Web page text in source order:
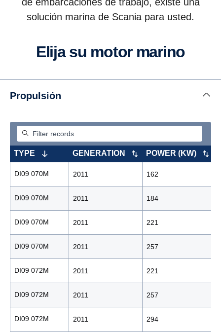
solución marina de Scania para usted.
Elija su motor marino
Propulsión
TYPE GENERATION POWER (KW)
DI09 070M 2011 162
DI09 070M 2011 184
DI09 070M 2011 221
DI09 070M 2011 257
DI09 072M 2011 221
DI09 072M 2011 257
DI09 072M 2011 294